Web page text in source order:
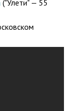
("Улети" — 55